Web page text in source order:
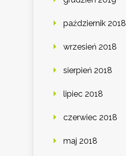
październik 2018
wrzesień 2018
sierpień 2018
lipiec 2018
czerwiec 2018
maj 2018